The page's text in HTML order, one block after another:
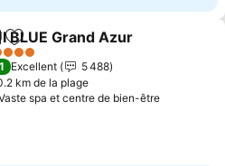
Ajouter à mes favoris
BLUE Grand Azur
Excellent
5 488
km de la plage
spa et centre de bien-être